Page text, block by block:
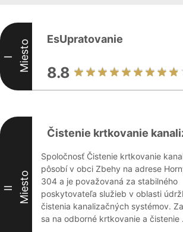
I Miesto EsUpratovanie
8.8
II Miesto
Čistenie krtkovanie
Spoločnosť Čistenie krtkovanie
pôsobí v obci Zbehy na adrese
304 a je považovaná za stabilného
poskytovateľa služieb v oblasti
čistenia kanalizačných systémov.
sa na odborné krtkovanie a čistenie